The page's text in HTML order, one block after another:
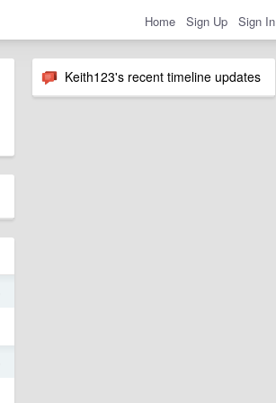
Home Sign Up Sign In
Keith123's recent timeline updates